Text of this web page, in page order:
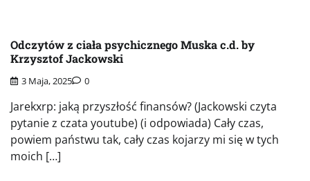
Odczytów z ciała psychicznego Muska c.d. by
Krzysztof Jackowski
3 Maja, 2025 0
Jarekxrp: jaką przyszłość finansów? (Jackowski czyta
pytanie z czata youtube) (i odpowiada) Cały czas,
powiem państwu tak, cały czas kojarzy mi się w tych
moich […]